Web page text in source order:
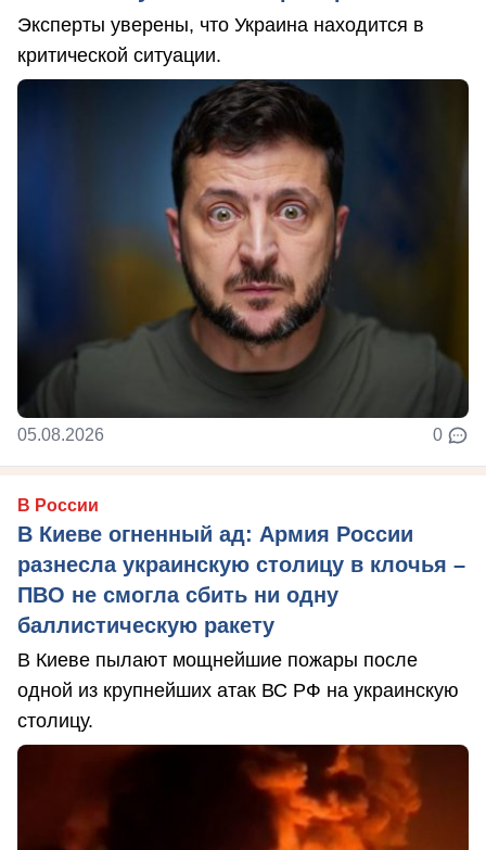
Эксперты уверены, что Украина находится в
критической ситуации.
05.08.2026 0
В России
В Киеве огненный ад: Армия России
разнесла украинскую столицу в клочья –
ПВО не смогла сбить ни одну
баллистическую ракету
В Киеве пылают мощнейшие пожары после
одной из крупнейших атак ВС РФ на украинскую
столицу.